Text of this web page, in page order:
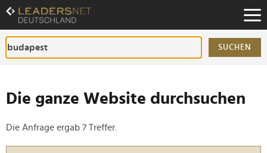
Zum
Inhalt
Zur
Fußzeilen-
Navigation
SUCHEN
Die ganze Website durchsuchen
Die Anfrage ergab 7 Treffer.